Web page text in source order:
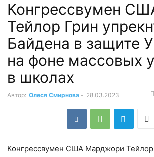
Конгрессвумен
Тейлор Грин
Байдена в защите
на фоне массовых
в школах
Автор: Олеся Смирнова - 28.03.2023
Конгрессвумен США Марджори Тейлор